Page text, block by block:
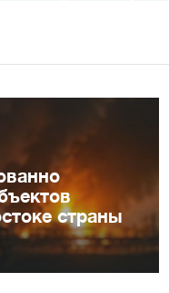
страны